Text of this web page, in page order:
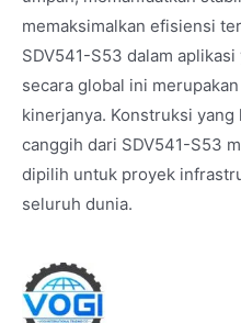
memaksimalkan efisiensi
SDV541-S53 dalam
secara global ini
kinerjanya. Konstruksi
canggih dari SDV541-S53
dipilih untuk proyek
seluruh dunia.